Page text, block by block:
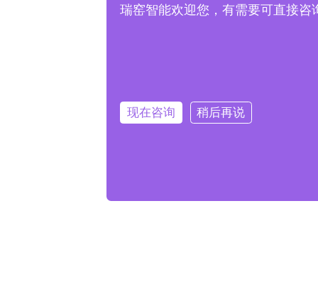
瑞窑智能欢迎您，有需要可直接咨
现在咨询 稍后再说